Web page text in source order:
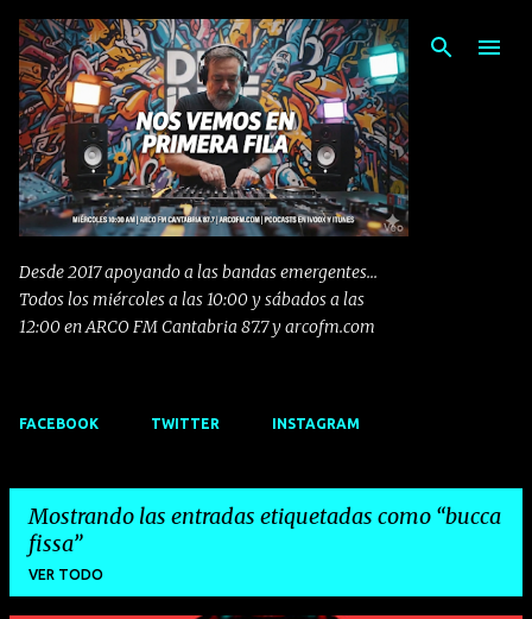
Ir al contenido principal
Desde 2017 apoyando a las bandas emergentes...
Todos los miércoles a las 10:00 y sábados a las
12:00 en ARCO FM Cantabria 87.7 y arcofm.com
FACEBOOK TWITTER INSTAGRAM
Mostrando las entradas etiquetadas como bucca
fissa
VER TODO